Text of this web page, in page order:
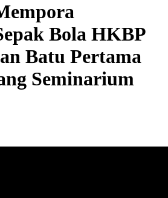
Bola HKBP
Batu Pertama
Seminarium